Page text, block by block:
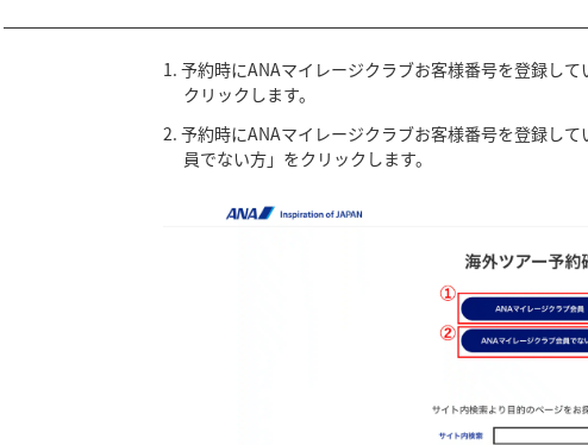
予約時にANAマイレージクラブお客様番号を登録し
クリックします。
予約時にANAマイレージクラブお客様番号を登録し
員でない方」をクリックします。